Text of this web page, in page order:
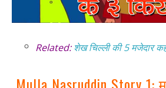
Related: शेख चिल्ली की 5 मजेदार
Mulla Nasruddin Story 1: